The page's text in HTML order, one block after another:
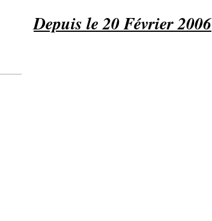
Depuis le 20 Février 2006